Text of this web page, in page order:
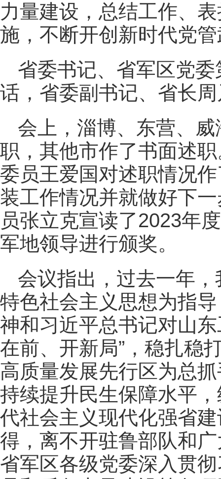
力量建设，总结工作、
施，不断开创新时代党
省委书记、省军区党
话，省委副书记、省长
会上，淄博、东营、
职，其他市作了书面述
委员王爱国对述职情况
装工作情况并就做好下
员张立克宣读了2023年
军地领导进行颁奖。
会议指出，过去一年
特色社会主义思想为指
神和习近平总书记对山
在前、开新局”，稳扎稳
高质量发展先行区为总
持续提升民生保障水平
代社会主义现代化强省
得，离不开驻鲁部队和
省军区各级党委深入贯